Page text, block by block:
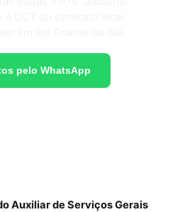
pelo WhatsApp
Auxiliar de Serviços Gerais